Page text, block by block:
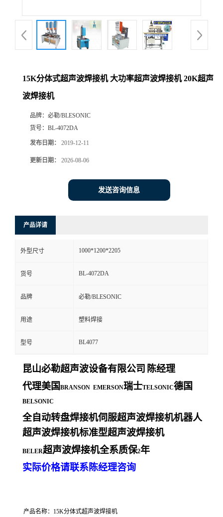
15K分体式超声波焊接机 大功率超声波焊接机 20K超声
波焊接机
品牌： 必勒/BLESONIC
货号： BL-4072DA
发布日期： 2019-12-11
更新日期： 2026-08-06
发送咨询信息
产品详请
外型尺寸 1000*1200*2205
货号 BL-4072DA
品牌 必勒/BLESONIC
用途 塑料焊接
型号 BL4077
昆山必勒超声波设备有限公司 陈经理
代理美国 BRANSON EMERSON瑞士TELSONIC德国
BELSONIC
全自动转盘焊接机伺服超声波焊接机机器人
超声波焊接机标准型超声波焊接机
BELER超声波焊接机全系质保2年
实际价格请联系陈经理咨询
产品名称：15K分体式超声波焊接机